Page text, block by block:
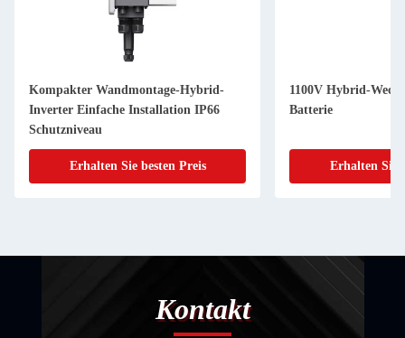
Kompakter Wandmontage-Hybrid-
Inverter Einfache Installation IP66
Schutzniveau
Erhalten Sie besten Preis
1100V Hybrid-
Batterie
Erhalten Sie
Kontakt